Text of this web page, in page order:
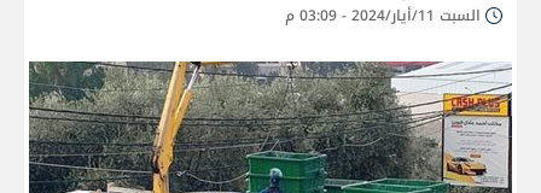
السبت 11/أيار/2024 - 03:09 م